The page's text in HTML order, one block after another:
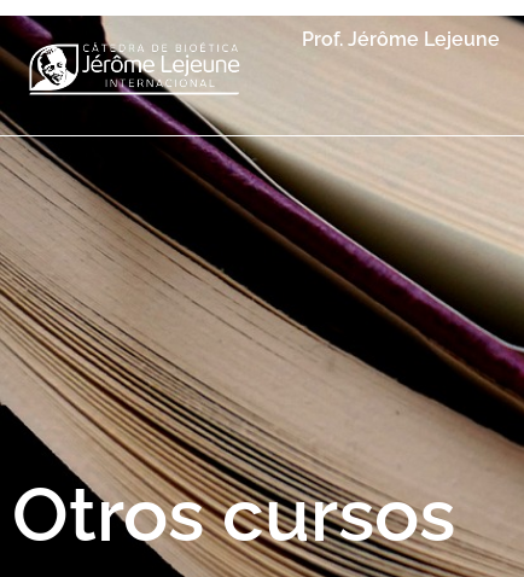
Prof. Jérôme Lejeune
Otros cursos